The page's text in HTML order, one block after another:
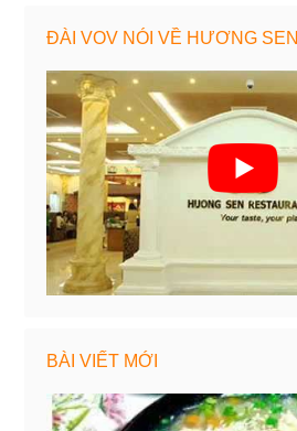
ĐÀI VOV NÓI VỀ HƯƠNG SEN
BÀI VIẾT MỚI